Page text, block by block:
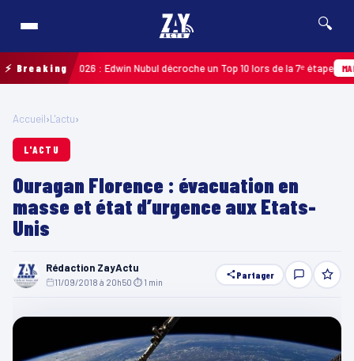
🔍
⚡ Breaking2026 : Edwin Nubul décroche un Top 10 lors de la 7ᵉ étape
Accueil›L'actu›
L'ACTU
Ouragan Florence : évacuation en
masse et état d’urgence aux Etats-
Unis
Rédaction ZayActu
11/09/2018 à 20h50 ⏱ 1 min
Partager